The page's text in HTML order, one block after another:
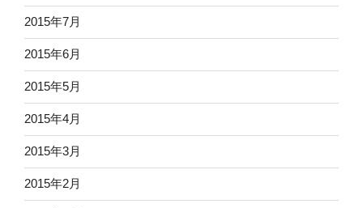
2015年7月
2015年6月
2015年5月
2015年4月
2015年3月
2015年2月